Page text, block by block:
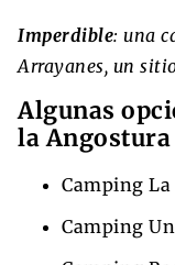
Imperdible: una
Arrayanes, un
Algunas
la Angostura
Camping La
Camping